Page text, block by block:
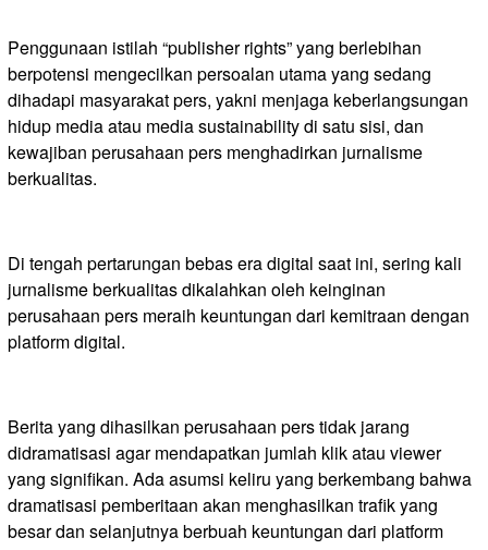
Penggunaan istilah “publisher rights” yang berlebihan
berpotensi mengecilkan persoalan utama yang sedang
dihadapi masyarakat pers, yakni menjaga keberlangsungan
hidup media atau media sustainability di satu sisi, dan
kewajiban perusahaan pers menghadirkan jurnalisme
berkualitas.
Di tengah pertarungan bebas era digital saat ini, sering kali
jurnalisme berkualitas dikalahkan oleh keinginan
perusahaan pers meraih keuntungan dari kemitraan dengan
platform digital.
Berita yang dihasilkan perusahaan pers tidak jarang
didramatisasi agar mendapatkan jumlah klik atau viewer
yang signifikan. Ada asumsi keliru yang berkembang bahwa
dramatisasi pemberitaan akan menghasilkan trafik yang
besar dan selanjutnya berbuah keuntungan dari platform